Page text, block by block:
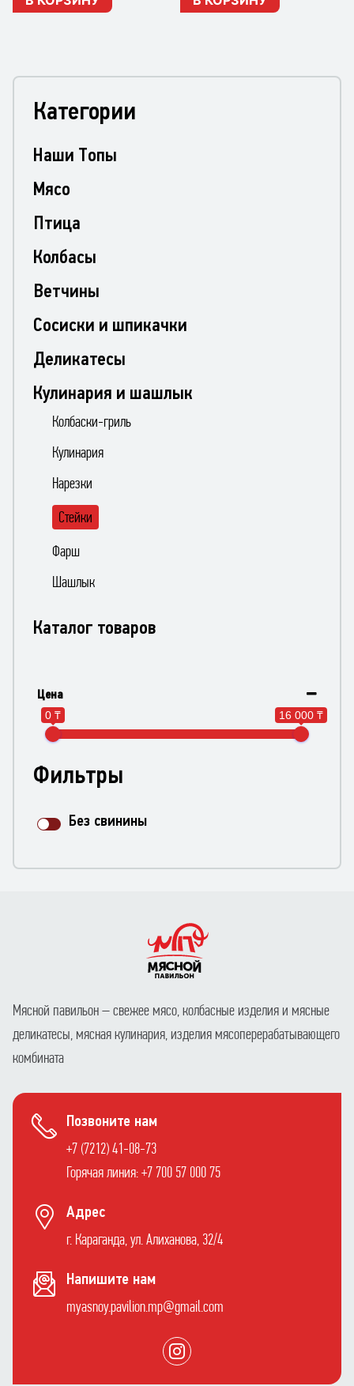
Категории
Наши Топы
Мясо
Птица
Колбасы
Ветчины
Сосиски и шпикачки
Деликатесы
Кулинария и шашлык
Колбаски-гриль
Кулинария
Нарезки
Стейки
Фарш
Шашлык
Каталог товаров
Цена
0 ₸ 16 000 ₸
Фильтры
Без свинины
Мясной павильон – свежее мясо, колбасные изделия и мясные
деликатесы, мясная кулинария, изделия мясоперерабатывающего
комбината
Позвоните нам
+7 (7212) 41-08-73
Горячая линия: +7 700 57 000 75
Адрес
г. Караганда, ул. Алиханова, 32/4
Напишите нам
myasnoy.pavilion.mp@gmail.com